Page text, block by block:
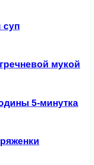
суп
мукой
5-минутка